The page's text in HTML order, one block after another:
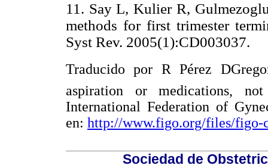
11. Say L, Kulier R,
methods for first trimester
Syst Rev. 2005(1):CD003037.
Traducido por R Pérez
aspiration or medications, not
International Federation of
en: http://www.figo.org/files/figo-
Sociedad de